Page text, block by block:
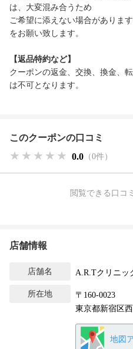
は、大変混み合うため
ご希望に添えない場合がありま
をお願い致します。
【返品特約など】
クーポンの返金、交換、換金、
は不可となります。
このクーポンの口コミ
★★★★★
★★★★★
★★★★★ 0.0 （0件）
閲覧できる口コ
店舗情報
店舗名 A.R.Tクリニッ
所在地
〒160-0023
東京都新宿区
地図